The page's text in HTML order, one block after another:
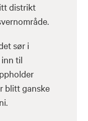
distrikt
sør i
til
blitt ganske